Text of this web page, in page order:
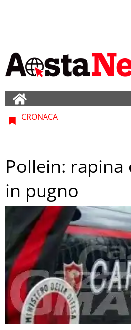
CRONACA
Pollein: rapina
in pugno